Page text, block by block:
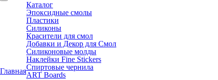
Главная
Каталог
Эпоксидные смолы
Пластики
Силиконы
Красители для смол
Добавки и Декор для Смол
Силиконовые молды
Наклейки Fine Stickers
Спиртовые чернила
ART Boards